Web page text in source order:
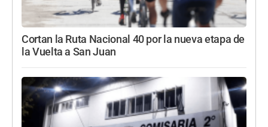
Cortan la Ruta Nacional 40 por la nueva etapa de
la Vuelta a San Juan